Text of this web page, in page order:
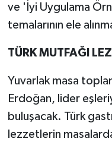
ve 'İyi Uygulama
temalarının ele
TÜRK MUTFAĞI
Yuvarlak masa
Erdoğan, lider
buluşacak. Türk
lezzetlerin